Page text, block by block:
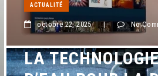
ACTUALITÉ
octobre 22, 2025 | No
LA